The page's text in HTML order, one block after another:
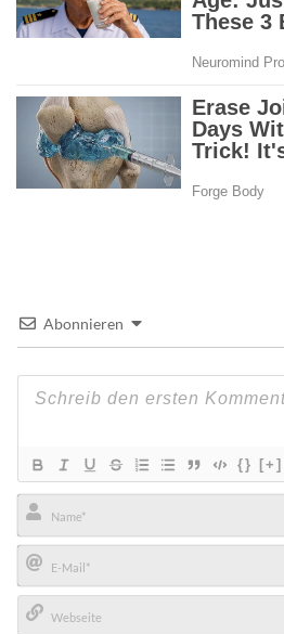
Abonnieren
{} [+]
Name*
E-
Mail*